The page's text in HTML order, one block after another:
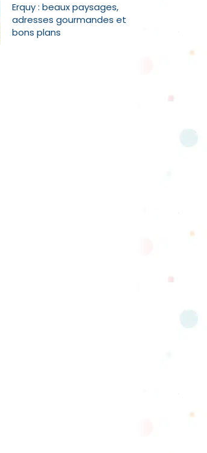
Erquy : beaux paysages,
adresses gourmandes et
bons plans